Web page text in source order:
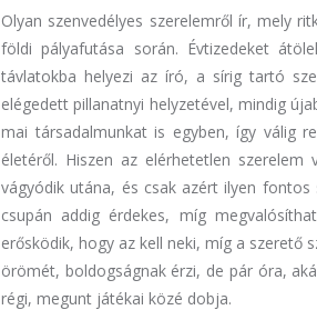
Olyan szenvedélyes szerelemről ír, mely
földi pályafutása során. Évtizedeket
távlatokba helyezi az író, a sírig tartó
elégedett pillanatnyi helyzetével, mindig
mai társadalmunkat is egyben, így válig
életéről. Hiszen az elérhetetlen
vágyódik utána, és csak azért ilyen
csupán addig érdekes, míg
erősködik, hogy az kell neki, míg a szerető
örömét, boldogságnak érzi, de pár óra,
régi, megunt játékai közé dobja.